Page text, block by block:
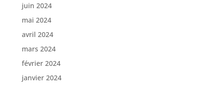
juin 2024
mai 2024
avril 2024
mars 2024
février 2024
janvier 2024